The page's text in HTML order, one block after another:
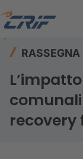
comunali
recovery